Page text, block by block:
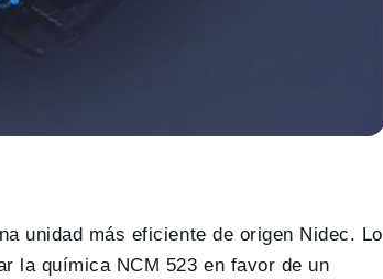
unidad más eficiente de origen Nidec. Lo
la química NCM 523 en favor de un